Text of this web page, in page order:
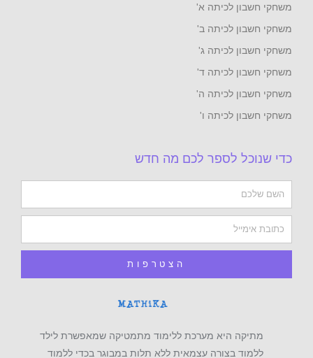
משחקי חשבון לכיתה א'
משחקי חשבון לכיתה ב'
משחקי חשבון לכיתה ג'
משחקי חשבון לכיתה ד'
משחקי חשבון לכיתה ה'
משחקי חשבון לכיתה ו'
כדי שנוכל לספר לכם מה חדש
Name
Email
הצטרפות
מתיקה היא מערכת ללימוד מתמטיקה שמאפשרת לילד
ללמוד בצורה עצמאית ללא תלות במבוגר בכדי ללמוד